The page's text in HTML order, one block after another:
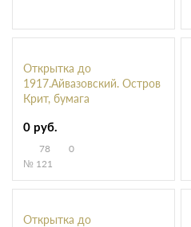
Открытка до
1917.Айвазовский. Остров
Крит, бумага
0 руб.
78
0
№ 121
Открытка до